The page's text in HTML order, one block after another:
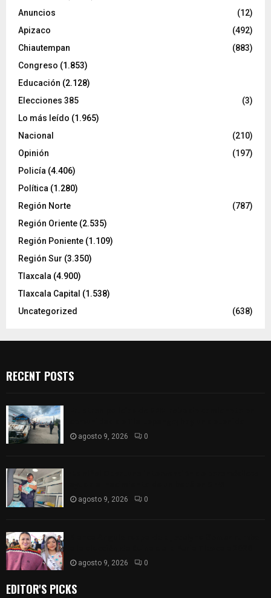
Anuncios
(12)
Apizaco
(492)
Chiautempan
(883)
Congreso (1.853)
Educación (2.128)
Elecciones 385
(3)
Lo más leído (1.965)
Nacional
(210)
Opinión
(197)
Policía (4.406)
Política (1.280)
Región Norte
(787)
Región Oriente (2.535)
Región Poniente (1.109)
Región Sur (3.350)
Tlaxcala (4.900)
Tlaxcala Capital (1.538)
Uncategorized
(638)
RECENT POSTS
agosto 9, 2026 0
agosto 9, 2026 0
agosto 9, 2026 0
EDITOR'S PICKS